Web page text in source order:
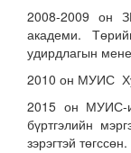
2008-2009 он
академи.
удирдлагын
2010 он МУИС
2015 он МУИС-
бүртгэлийн
зэрэгтэй төгссөн.